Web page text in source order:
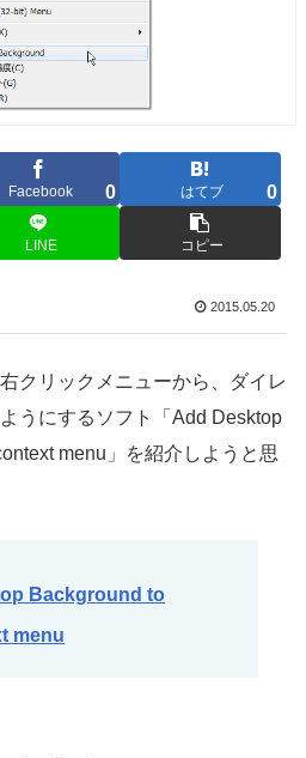
Facebook 0 はてブ 0
LINE コピー
2015.05.20
クリックメニューから、ダイレ
うにするソフト「Add Desktop
menu」を紹介しようと思
Background to
menu